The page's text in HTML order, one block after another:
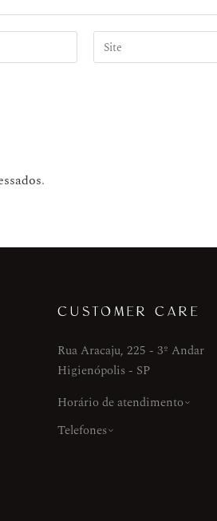
.
CUSTOMER CARE
Rua Aracaju, 225 - 3º Andar
Higienópolis - SP
Horário de atendimento
Telefones